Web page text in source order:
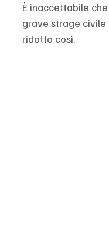
È inaccettabile
grave strage civile
ridotto così.